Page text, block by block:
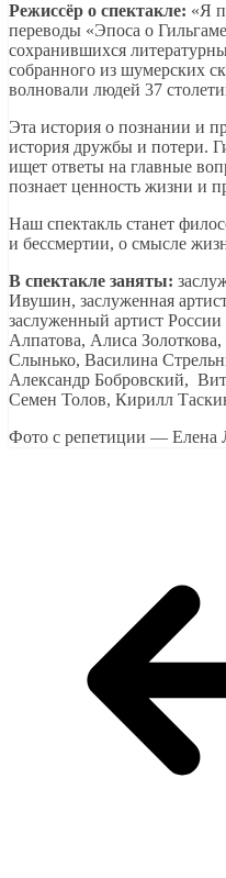
Режиссёр о спектакле: «Я
переводы «Эпоса о
сохранившихся
собранного из шумерских
волновали людей 37
Эта история о познании и
история дружбы и потери.
ищет ответы на главные
познает ценность жизни и
Наш спектакль станет
и бессмертии, о смысле
В спектакле заняты:
Ивушин, заслуженная
заслуженный артист
Алпатова, Алиса
Слынько, Василина
Александр Бобровский,
Семен Толов, Кирилл
Фото с репетиции — Елена